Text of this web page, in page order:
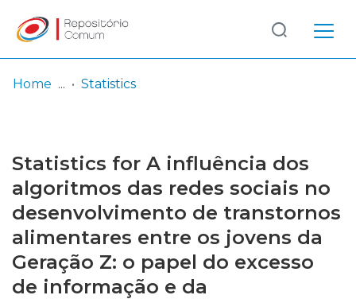
Browse repository
Entities
Log
In
(current)
Home Statistics
Statistics for A influência dos
algoritmos das redes sociais no
desenvolvimento de transtornos
alimentares entre os jovens da
Geração Z: o papel do excesso
de informação e da